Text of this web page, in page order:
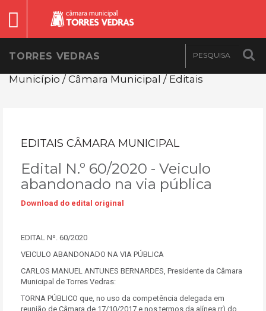
TORRES VEDRAS
Município / Câmara Municipal / Editais
EDITAIS CÂMARA MUNICIPAL
Edital N.º 60/2020 - Veiculo
abandonado na via pública
Download do edital original
EDITAL Nº. 60/2020
VEICULO ABANDONADO NA VIA PÚBLICA
CARLOS MANUEL ANTUNES BERNARDES, Presidente da Câmara
Municipal de Torres Vedras:
TORNA PÚBLICO que, no uso da competência delegada em
reunião de Câmara de 17/10/2017 e nos termos da alínea rr) do